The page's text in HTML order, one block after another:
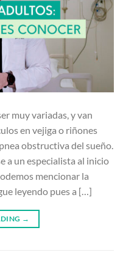
muy variadas, y van
en vejiga o riñones
obstructiva del sueño.
a un especialista al inicio
mencionar la
leyendo pues a […]
→